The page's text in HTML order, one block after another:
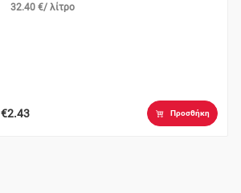
32.40 €/ λίτρο
€2.43 Προσθήκη